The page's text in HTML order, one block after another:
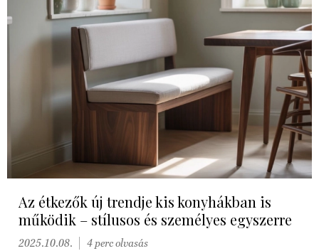
Az étkezők új trendje kis konyhákban is
működik – stílusos és személyes egyszerre
2025.10.08. 4 perc olvasás